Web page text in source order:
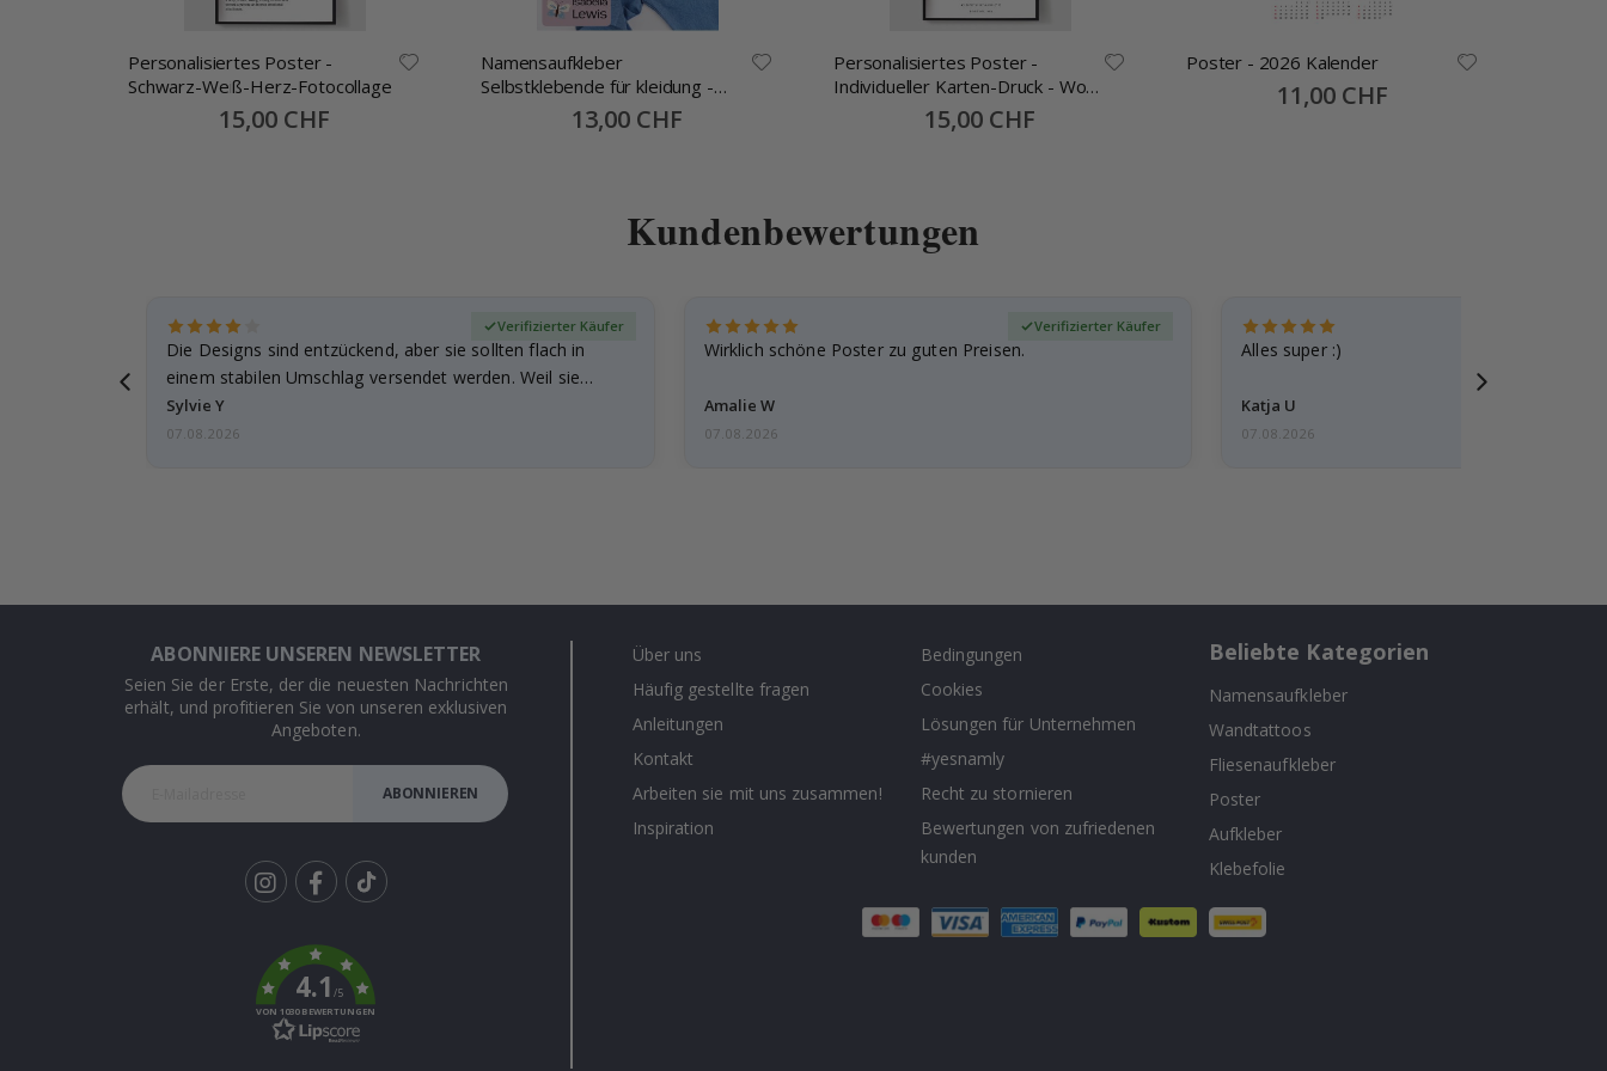
Personalisiertes Poster -
Schwarz-Weiß-Herz-Fotocollage
Special
Price
15,00 CHF
Namensaufkleber
Selbstklebende für kleidung -
30x13mm -70 Stck
Special
Price
13,00 CHF
Personalisiertes Poster -
Individueller Karten-Druck - Wo
alles begannSpecial
Price
15,00 CHF
Poster - 2026 Kalender
Special
Price
11,00 CHF
Kundenbewertungen
Die Designs sind entzückend, aber sie sollten flach in
einem stabilen Umschlag versendet werden. Weil sie…
Sylvie Y
Verifizierter Käufer
07.08.2026
Wirklich schöne Poster zu guten Preisen.
Amalie W
Verifizierter Käufer
07.08.2026
Alles super :)
Katja U
07.08.2026
ABONNIERE UNSEREN NEWSLETTER
Seien Sie der Erste, der die neuesten Nachrichten
erhält, und profitieren Sie von unseren exklusiven
Angeboten.
ABONNIEREN
k
4.1/5
VON 1030 BEWERTUNGEN
Über uns
Häufig gestellte fragen
Anleitungen
Kontakt
Arbeiten sie mit uns zusammen!
Inspiration
Bedingungen
Cookies
Lösungen für Unternehmen
#yesnamly
Recht zu stornieren
Bewertungen von zufriedenen
kunden
Beliebte Kategorien
Namensaufkleber
Wandtattoos
Fliesenaufkleber
Poster
Aufkleber
Klebefolie